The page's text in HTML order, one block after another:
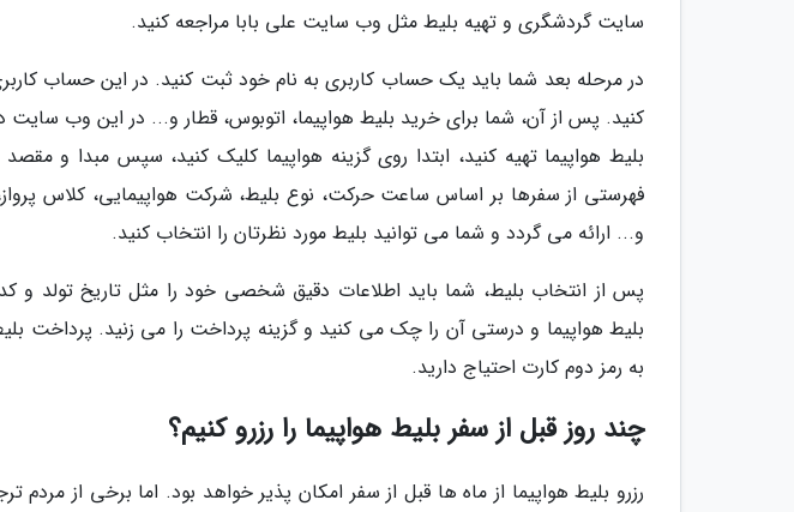
سایت گردشگری و تهیه بلیط مثل وب سایت علی بابا مراجعه کنید.
در مرحله بعد شما باید یک حساب کاربری به نام خود ثبت کنید. در این حساب
کنید. پس از آن، شما برای خرید بلیط هواپیما، اتوبوس، قطار و... در این وب
بلیط هواپیما تهیه کنید، ابتدا روی گزینه هواپیما کلیک کنید، سپس مبدا و
فهرستی از سفرها بر اساس ساعت حرکت، نوع بلیط، شرکت هواپیمایی، کلاس پرواز،
و... ارائه می گردد و شما می توانید بلیط مورد نظرتان را انتخاب کنید.
پس از انتخاب بلیط، شما باید اطلاعات دقیق شخصی خود را مثل تاریخ تولد و
بلیط هواپیما و درستی آن را چک می کنید و گزینه پرداخت را می زنید. پرداخت
به رمز دوم کارت احتیاج دارید.
چند روز قبل از سفر بلیط هواپیما را رزرو کنیم؟
رزرو بلیط هواپیما از ماه ها قبل از سفر امکان پذیر خواهد بود. اما برخی از